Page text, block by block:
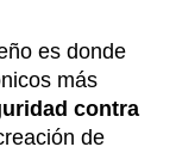
es donde
más
contra
de